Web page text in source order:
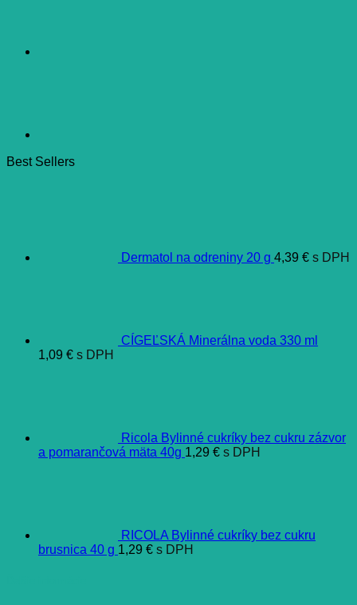
Best Sellers
Dermatol na odreniny 20 g 4,39 € s DPH
CÍGEĽSKÁ Minerálna voda 330 ml
1,09 € s DPH
Ricola Bylinné cukríky bez cukru zázvor
a pomarančová mäta 40g 1,29 € s DPH
RICOLA Bylinné cukríky bez cukru
brusnica 40 g 1,29 € s DPH